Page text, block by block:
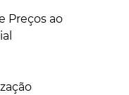
Preços ao